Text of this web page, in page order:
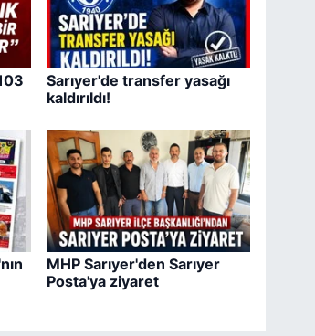
Sarıyer'de transfer yasağı
kaldırıldı!
MHP Sarıyer'den Sarıyer
Posta'ya ziyaret